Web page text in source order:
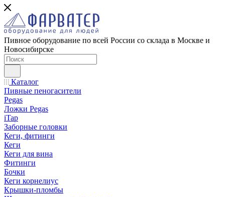
Пивное оборудование по всей России со склада в Москве и
Новосибирске
Каталог
Пивные пеногасители
Pegas
Ложки Pegas
iTap
Заборные головки
Кеги, фитинги
Кеги
Кеги для вина
Фитинги
Бочки
Кеги корнелиус
Крышки-пломбы